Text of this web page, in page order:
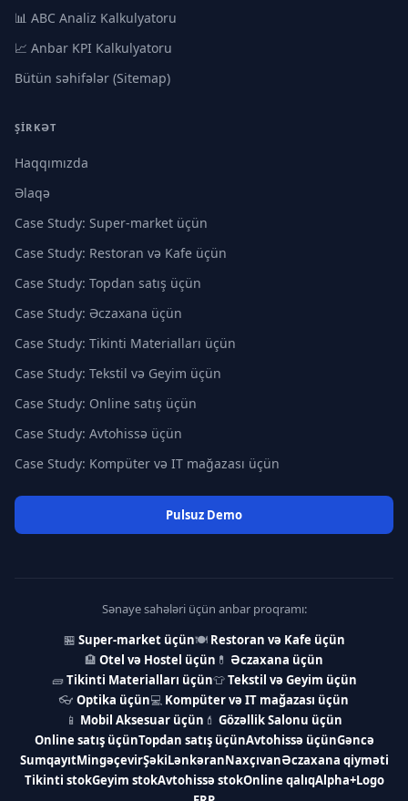
📊 ABC Analiz Kalkulyatoru
📈 Anbar KPI Kalkulyatoru
Bütün səhifələr (Sitemap)
ŞIRKƏT
Haqqımızda
Əlaqə
Case Study: Super-market üçün
Case Study: Restoran və Kafe üçün
Case Study: Topdan satış üçün
Case Study: Əczaxana üçün
Case Study: Tikinti Materialları üçün
Case Study: Tekstil və Geyim üçün
Case Study: Online satış üçün
Case Study: Avtohissə üçün
Case Study: Kompüter və IT mağazası üçün
Pulsuz Demo
Sənaye sahələri üçün anbar proqramı:
🏪 Super-market üçün🍽 Restoran və Kafe üçün
🏨 Otel və Hostel üçün 💊 Əczaxana üçün
🧱Tikinti Materialları üçün👕Tekstil və Geyim üçün
👓 Optika üçün💻 Kompüter və IT mağazası üçün
📱 Mobil Aksesuar üçün 💄 Gözəllik Salonu üçün
Online satış üçünTopdan satış üçünAvtohissə üçünGəncə
SumqayıtMingəçevirŞəkiLənkəranNaxçıvanƏczaxana qiyməti
Tikinti stokGeyim stokAvtohissə stokOnline qalıqAlpha+Logo